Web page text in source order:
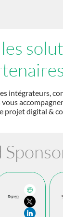
intégrateurs,
projet digital &